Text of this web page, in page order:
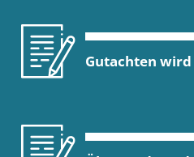
Gutachten